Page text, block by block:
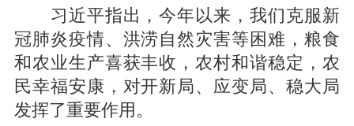
习近平指出，今年以来，我们克服新
冠肺炎疫情、洪涝自然灾害等困难，粮食
和农业生产喜获丰收，农村和谐稳定，农
民幸福安康，对开新局、应变局、稳大局
发挥了重要作用。